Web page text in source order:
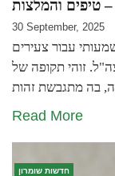
טיפים והמלצות
30 September, 2025
עבור צעירים
זוהי תקופה של
Read More
חדשות שומרון